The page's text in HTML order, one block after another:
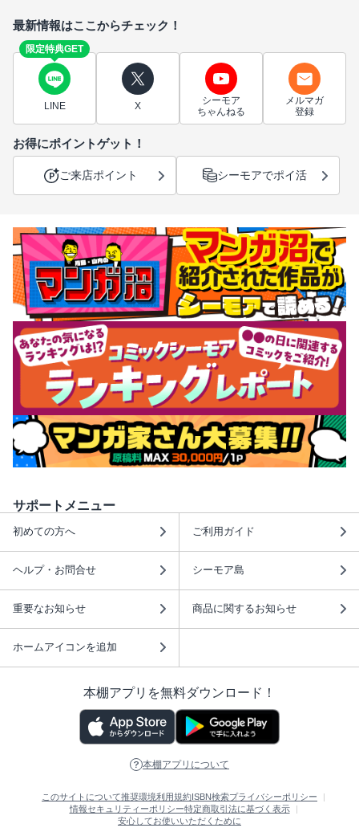
最新情報はここからチェック！
限定特典GET
LINE X
シーモア
ちゃんねる
メルマガ
登録
お得にポイントゲット！
ご来店ポイント シーモアでポイ活
サポートメニュー
初めての方へ ご利用ガイド
ヘルプ・お問合せ シーモア島
重要なお知らせ 商品に関するお知らせ
ホームアイコンを追加
本棚アプリを無料ダウンロード！
本棚アプリについて
このサイトについて推奨環境利用規約ISBN検索プライバシーポリシー
情報セキュリティーポリシー特定商取引法に基づく表示
安心してお使いいただくために